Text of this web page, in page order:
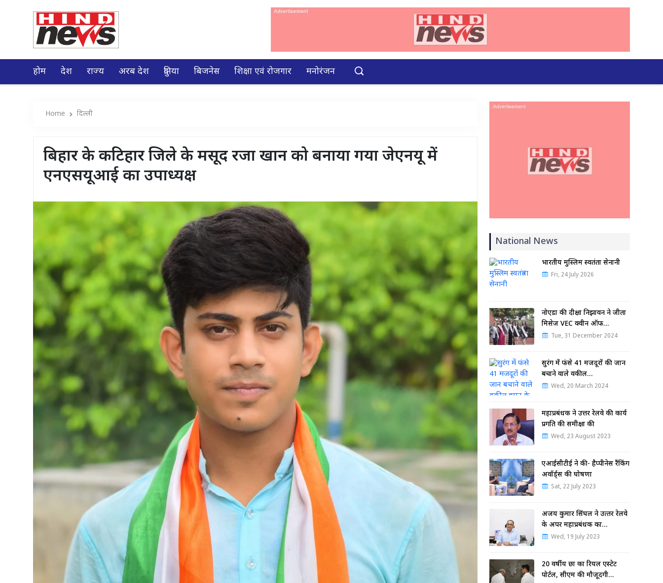
होम देश राज्य अरब देश दुनिया बिजनेस शिक्षा एवं रोजगार मनोरंजन
Home दिल्ली
बिहार के कटिहार जिले के मसूद रजा खान को बनाया गया जेएनयू में
एनएसयूआई का उपाध्यक्ष
National News
भारतीय मुस्लिम स्वतंत्रता सेनानी
Fri, 24 July 2026
नोएडा की दीक्षा निझावन ने जीता
मिसेज VEC क्वीन ऑफ…
Tue, 31 December 2024
सुरंग में फंसे 41 मजदूरों की जान
बचाने वाले वकील…
Wed, 20 March 2024
महाप्रबंधक ने उत्तर रेलवे की कार्य
प्रगति की समीक्षा की
Wed, 23 August 2023
एआईसीटीई ने की- हैप्पीनेस रैंकिंग
अवॉर्ड्स की घोषणा
Sat, 22 July 2023
अजय कुमार सिंघल ने उत्‍तर रेलवे
के अपर महाप्रबंधक का…
Wed, 19 July 2023
20 वर्षीय छात्र का रियल एस्टेट
पोर्टल, सीएम की मौजूदगी…